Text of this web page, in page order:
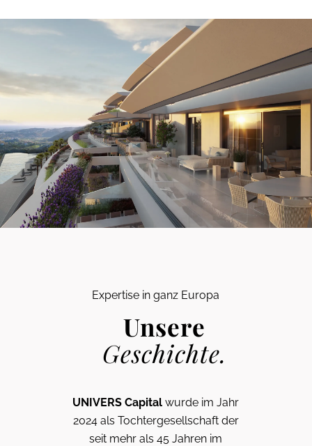
Expertise in ganz Europa
Unsere
Geschichte.
UNIVERS Capitalwurde im Jahr
2024 als Tochtergesellschaft der
seit mehr als 45 Jahren im